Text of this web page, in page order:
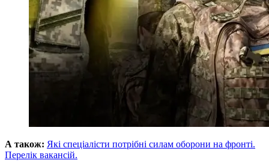
А також: Які спеціалісти потрібні силам оборони на фронті.
Перелік вакансій.